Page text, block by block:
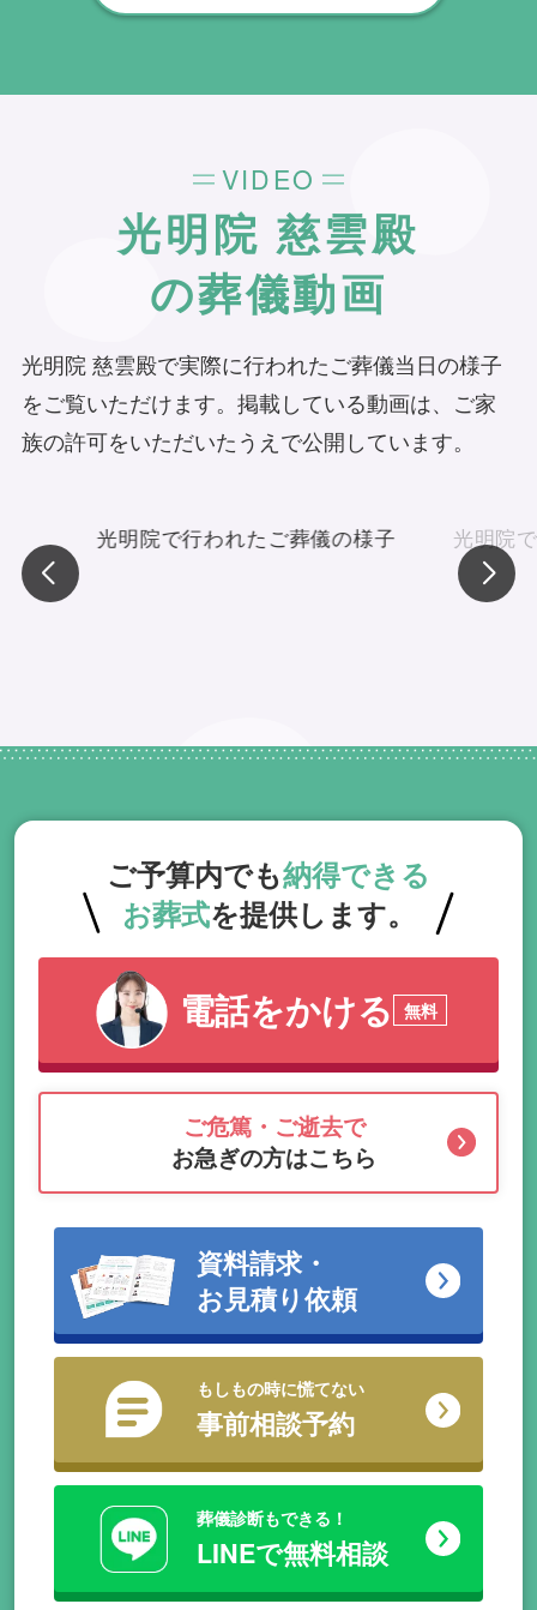
くまでの期間、回数の制限なく、当社の専
VIDEO
光明院 慈雲殿
の葬儀動画
光明院 慈雲殿で実際に行われたご葬儀当日の様子
をご覧いただけます。掲載している動画は、ご家
族の許可をいただいたうえで公開しています。
光明院で行われたご葬儀の様子 光明院
ご予算内でも納得できる
お葬式を提供します。
電話をかける 無料
ご危篤・ご逝去で
お急ぎの方はこちら
資料請求・
お見積り依頼
もしもの時に慌てない
事前相談予約
葬儀診断もできる！
LINEで無料相談